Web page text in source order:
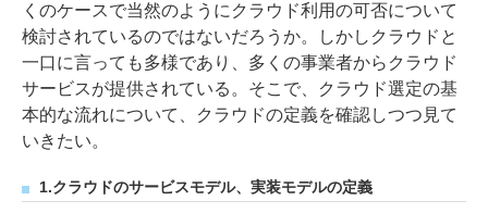
くのケースで当然のようにクラウド利用の可否について
検討されているのではないだろうか。しかしクラウドと
一口に言っても多様であり、多くの事業者からクラウド
サービスが提供されている。そこで、クラウド選定の基
本的な流れについて、クラウドの定義を確認しつつ見て
いきたい。
1.クラウドのサービスモデル、実装モデルの定義